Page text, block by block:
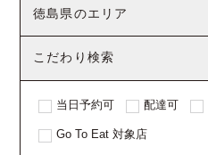
徳島県のエリア
こだわり検索
当日予約可 配達可
Go To Eat 対象店